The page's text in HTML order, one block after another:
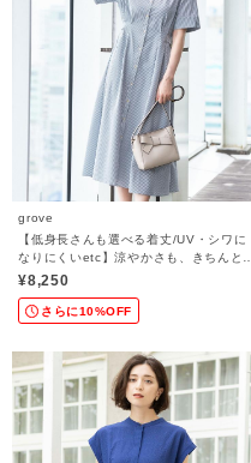
grove
【低身長さんも選べる着丈/UV・シワに
なりにくいetc】涼やかさも、きちんとも
叶うワンピース
¥8,250
さらに10%OFF